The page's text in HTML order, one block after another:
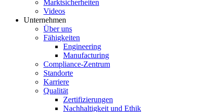
Marktsicherheiten
Videos
Unternehmen
Über uns
Fähigkeiten
Engineering
Manufacturing
Compliance-Zentrum
Standorte
Karriere
Qualität
Zertifizierungen
Nachhaltigkeit und Ethik